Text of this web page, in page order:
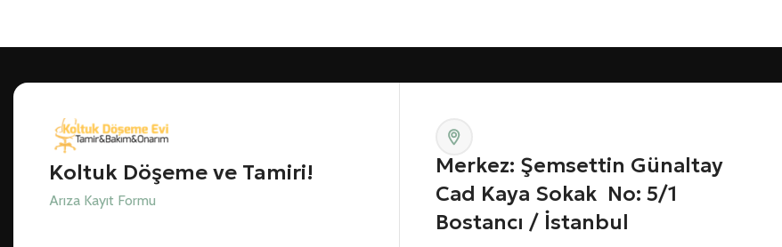
Koltuk Döşeme ve Tamiri!
Arıza Kayıt Formu
Merkez: Şemsettin Günaltay
Cad Kaya Sokak No: 5/1
Bostancı / İstanbul